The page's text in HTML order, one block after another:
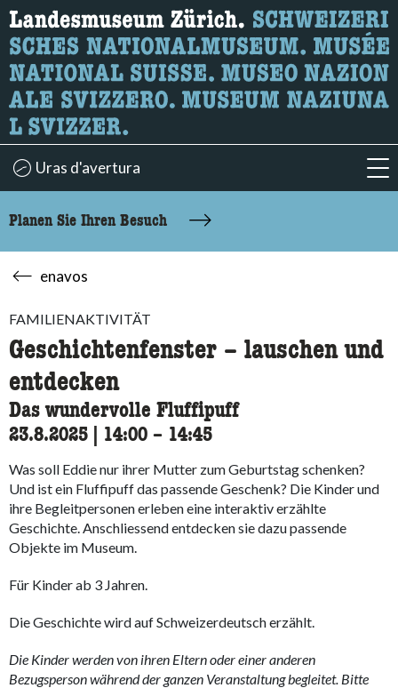
Wonach suchen Sie?
Hier können Sie nach Inhalten der Seite suchen.
Uras d'avertura
Planen Sie Ihren Besuch
enavos
FAMILIENAKTIVITÄT
Geschichtenfenster – lauschen und
entdecken
Das wundervolle Fluffipuff
23.8.2025 14:00 accessibility.time_to
– 14:45
Was soll Eddie nur ihrer Mutter zum Geburtstag schenken?
Und ist ein Fluffipuff das passende Geschenk? Die Kinder und
ihre Begleitpersonen erleben eine interaktiv erzählte
Geschichte. Anschliessend entdecken sie dazu passende
Objekte im Museum.
Für Kinder ab 3 Jahren.
Die Geschichte wird auf Schweizerdeutsch erzählt.
Die Kinder werden von ihren Eltern oder einer anderen
Bezugsperson während der ganzen Veranstaltung begleitet. Bitte